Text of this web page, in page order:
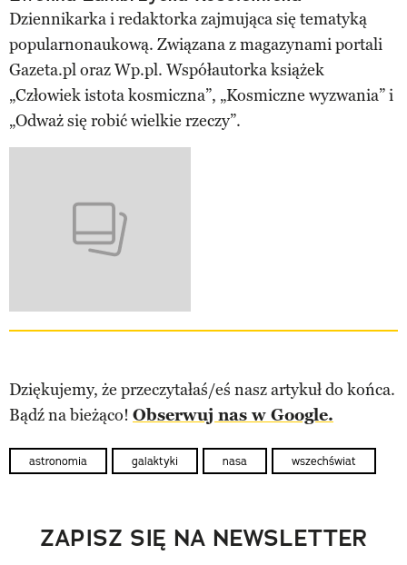
Dziennikarka i redaktorka zajmująca się tematyką
popularnonaukową. Związana z magazynami portali
Gazeta.pl oraz Wp.pl. Współautorka książek
„Człowiek istota kosmiczna”, „Kosmiczne wyzwania” i
„Odważ się robić wielkie rzeczy”.
Dziękujemy, że przeczytałaś/eś nasz artykuł do końca.
Bądź na bieżąco! Obserwuj nas w Google.
astronomia galaktyki nasa wszechświat
ZAPISZ SIĘ NA NEWSLETTER